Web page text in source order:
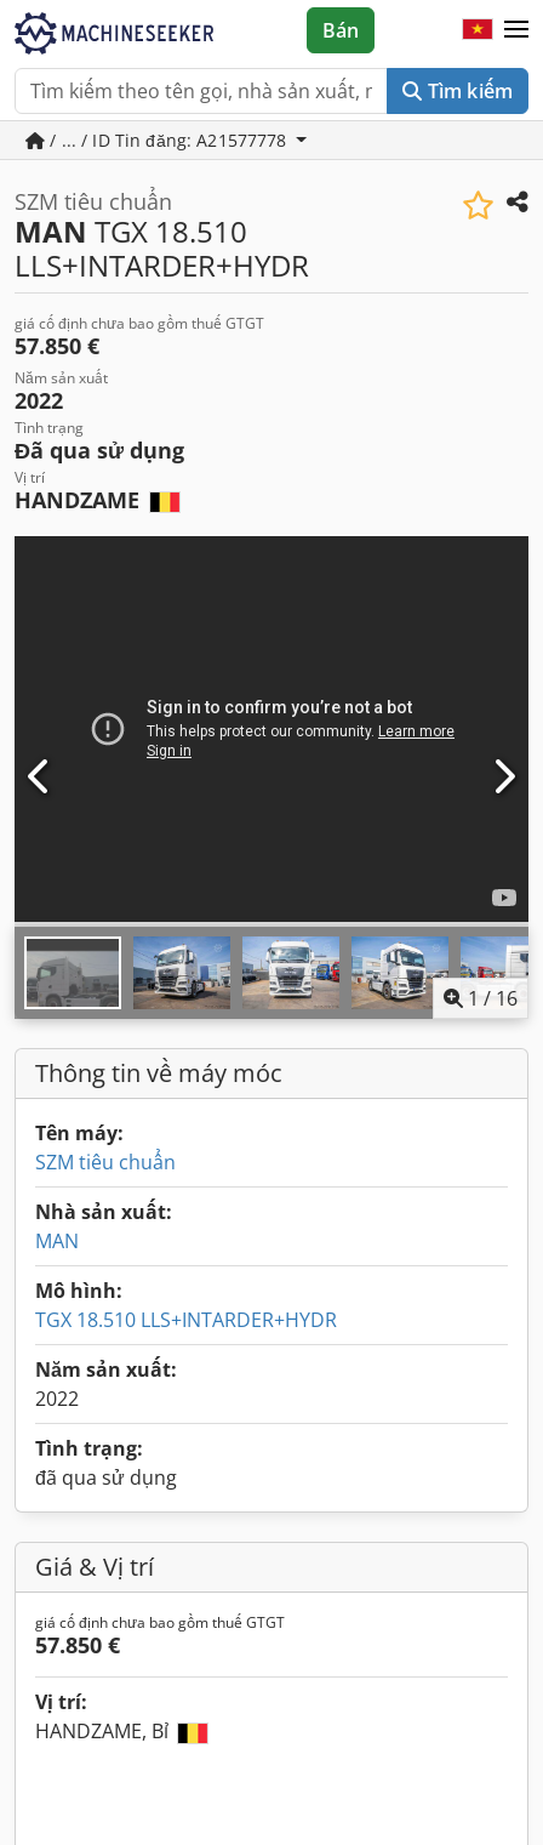
Tìm kiếm
Bán
/ ... / ID Tin đăng: A21577778
SZM tiêu chuẩn
MAN TGX 18.510
LLS+INTARDER+HYDR
giá cố định chưa bao gồm thuế GTGT
57.850 €
Năm sản xuất
2022
Tình trạng
Đã qua sử dụng
Vị trí
HANDZAME
1 / 16
Thông tin về máy móc
Tên máy:
SZM tiêu chuẩn
Nhà sản xuất:
MAN
Mô hình:
TGX 18.510 LLS+INTARDER+HYDR
Năm sản xuất:
2022
Tình trạng:
đã qua sử dụng
Giá & Vị trí
giá cố định chưa bao gồm thuế GTGT
57.850 €
Vị trí:
HANDZAME, Bỉ